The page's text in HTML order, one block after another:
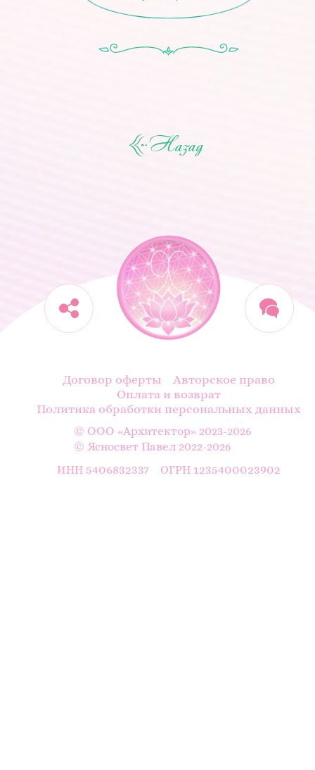
Назад
Договор оферты
Авторское право
Оплата и возврат
Политика обработки персональных данных
ИНН 5406832337 ОГРН 1235400023902
© ООО «Архитектор» 2023-2026
© Ясносвет Павел 2022-2026